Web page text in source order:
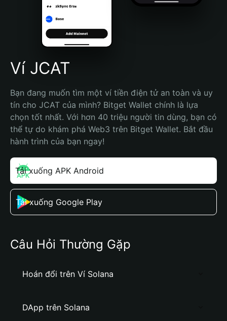
Português (Brasil)
Español (Argentina)
Ví JCAT
Bạn đang muốn tìm một ví tiền điện tử an toàn và uy
tín cho JCAT của mình? Bitget Wallet chính là lựa
chọn tốt nhất. Với hơn 40 triệu người tin dùng, bạn có
thể tự do khám phá Web3 trên Bitget Wallet. Bắt đầu
hành trình của bạn ngay!
Tải xuống APK Android
Tải xuống Google Play
Câu Hỏi Thường Gặp
Hoán đổi trên Ví Solana
DApp trên Solana